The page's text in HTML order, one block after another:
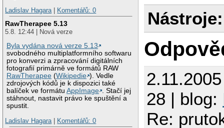
Ladislav Hagara| Komentářů: 0
RawTherapee 5.13
5.8. 12:44 | Nová verze
Byla vydána nová verze 5.13
svobodného multiplatformního softwaru
pro konverzi a zpracování digitálních
fotografií primárně ve formátů RAW
RawTherapee (Wikipedie ). Vedle
zdrojových kódů je k dispozici také
balíček ve formátuAppImage . Stačí jej
stáhnout, nastavit právo ke spuštění a
spustit.
Ladislav Hagara| Komentářů: 0
Nástroje:
28 | blog:
Re: